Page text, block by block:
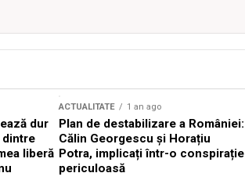
dur
liberă
ACTUALITATE 1 an ago
Plan de destabilizare a României:
Călin Georgescu și Horațiu
Potra, implicați într-o conspirație
periculoasă